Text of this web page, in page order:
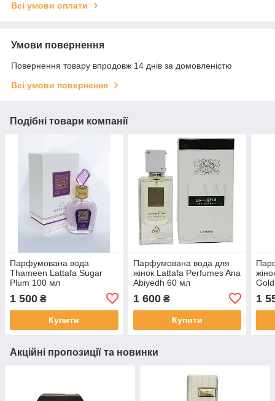
Всі умови оплати
Умови повернення
Повернення товару впродовж 14 днів за домовленістю
Всі умови повернення
Подібні товари компанії
Парфумована вода
Thameen Lattafa Sugar
Plum 100 мл
1 500 ₴
Купити
Парфумована вода для
жінок Lattafa Perfumes Ana
Abiyedh 60 мл
1 600₴
Купити
1
Акційні пропозиції та новинки